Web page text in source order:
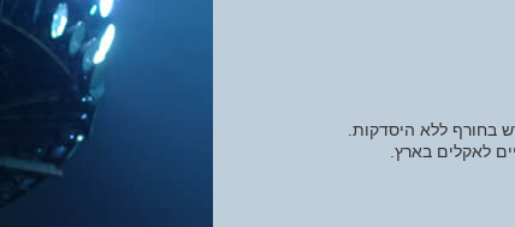
בחורף ללא היסדקות.